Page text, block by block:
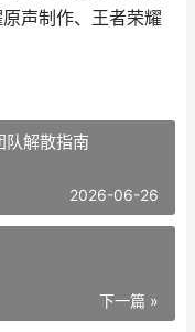
声制作、王者荣耀
队解散指南
2026-06-26
下一篇 »